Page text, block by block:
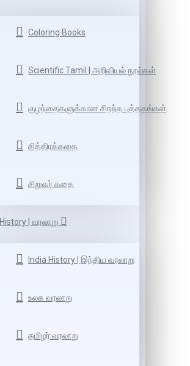
Coloring Books
Scientific Tamil | அறிவியல் நூல்கள்
குழந்தைகளுக்கான சிறந்த புத்தகங்கள்
சித்திரக்கதை
சிறுவர் கதை
History | வரலாறு
India History | இந்திய வரலாறு
உலக வரலாறு
தமிழர் வரலாறு